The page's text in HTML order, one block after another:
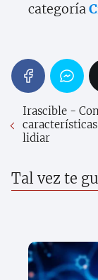
categoría
Irascible -
lidiar
Tal vez te